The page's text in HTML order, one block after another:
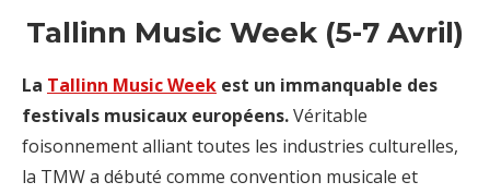
Tallinn Music Week (5-7 Avril)
La Tallinn Music Week est un immanquable des
festivals musicaux européens.Véritable
foisonnement alliant toutes les industries culturelles,
la TMW a débuté comme convention musicale et